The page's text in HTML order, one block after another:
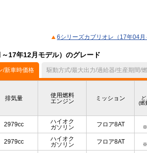
6シリーズカブリオレ（17年04
17年12月モデル）のグレード
/新車時価格 駆動方式/最大出力/過給器/生産期間/
排気量
使用燃料
エンジン
ミッション
(燃
2979cc
ハイオク
ガソリン
フロア8AT
2979cc
ハイオク
ガソリン
フロア8AT